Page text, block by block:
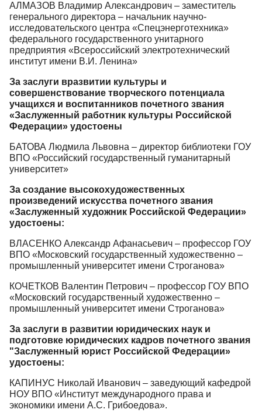
АЛМАЗОВ Владимир Александрович – заместитель
генерального директора – начальник научно-
исследовательского центра «Спецэнерготехника»
федерального государственного унитарного
предприятия «Всероссийский электротехнический
институт имени В.И. Ленина»
За заслуги вразвитии культуры и
совершенствование творческого потенциала
учащихся и воспитанников почетного звания
«Заслуженный работник культуры Российской
Федерации» удостоены
БАТОВА Людмила Львовна – директор библиотеки ГОУ
ВПО «Российский государственный гуманитарный
университет»
За создание высокохудожественных
произведений искусства почетного звания
«Заслуженный художник Российской Федерации»
удостоены:
ВЛАСЕНКО Александр Афанасьевич – профессор ГОУ
ВПО «Московский государственный художественно –
промышленный университет имени Строганова»
КОЧЕТКОВ Валентин Петрович – профессор ГОУ ВПО
«Московский государственный художественно –
промышленный университет имени Строганова»
За заслуги в развитии юридических наук и
подготовке юридических кадров почетного звания
"Заслуженный юрист Российской Федерации»
удостоены:
КАПИНУС Николай Иванович – заведующий кафедрой
НОУ ВПО «Институт международного права и
экономики имени А.С. Грибоедова».